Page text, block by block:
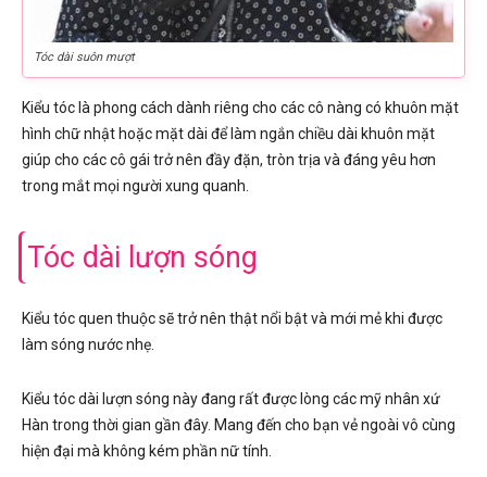
Tóc dài suôn mượt
Kiểu tóc là phong cách dành riêng cho các cô nàng có khuôn mặt
hình chữ nhật hoặc mặt dài để làm ngắn chiều dài khuôn mặt
giúp cho các cô gái trở nên đầy đặn, tròn trịa và đáng yêu hơn
trong mắt mọi người xung quanh.
Tóc dài lượn sóng
Kiểu tóc quen thuộc sẽ trở nên thật nổi bật và mới mẻ khi được
làm sóng nước nhẹ.
Kiểu tóc dài lượn sóng này đang rất được lòng các mỹ nhân xứ
Hàn trong thời gian gần đây. Mang đến cho bạn vẻ ngoài vô cùng
hiện đại mà không kém phần nữ tính.